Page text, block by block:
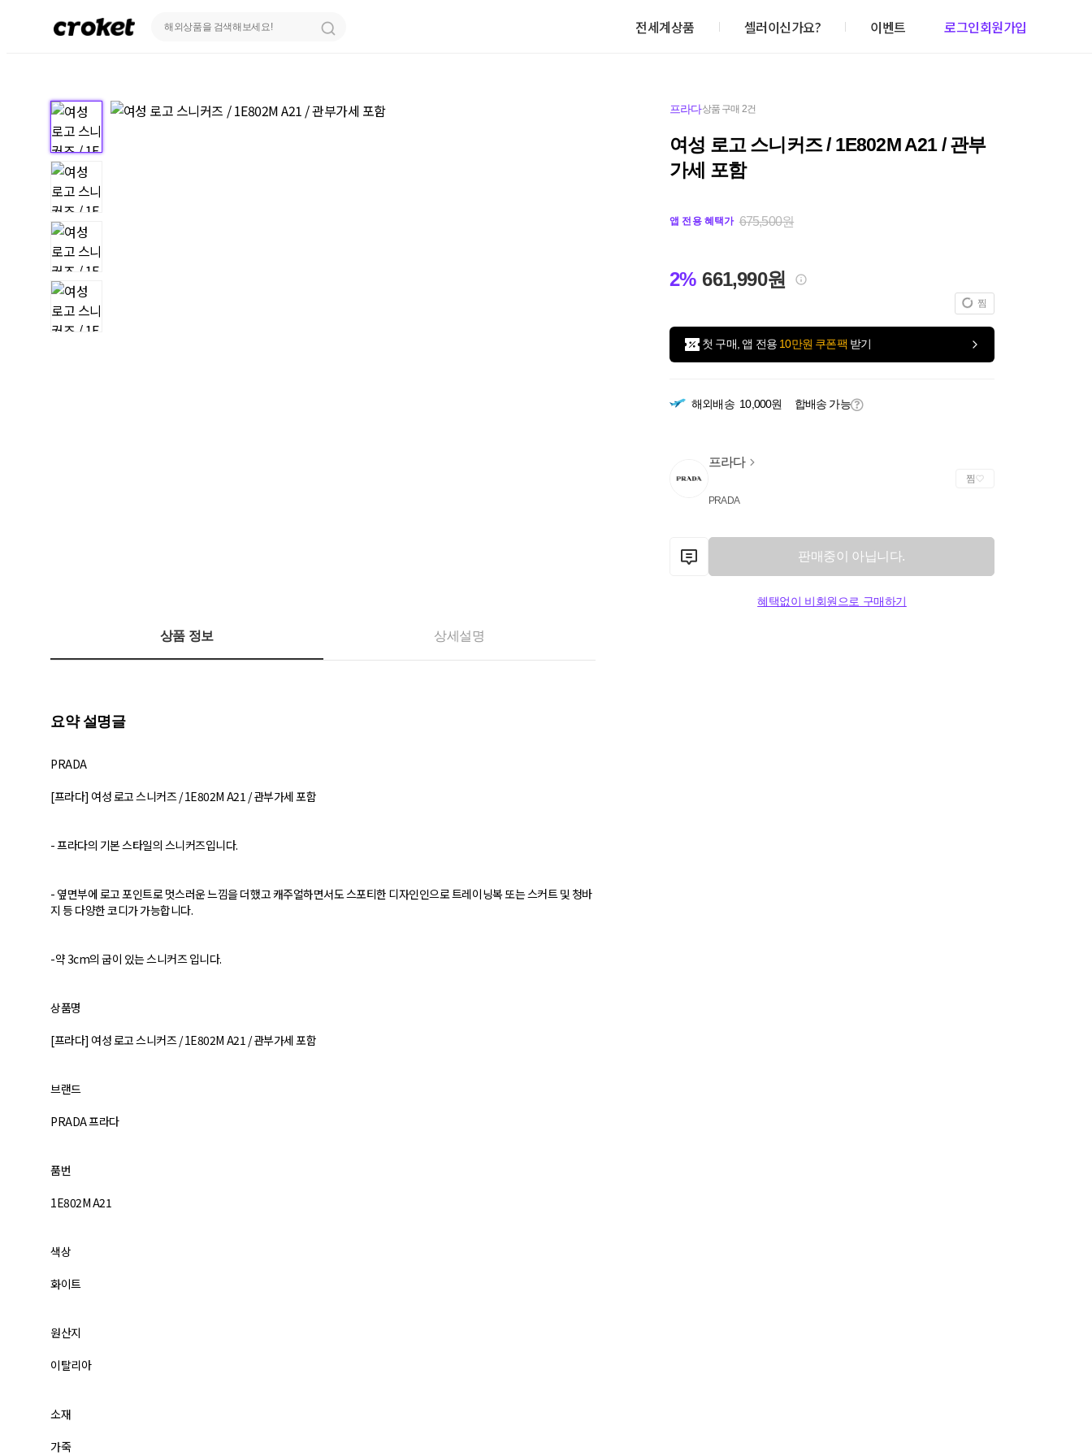
전세계상품 셀러이신가요? 이벤트 로그인회원가입
프라다상품 구매 2건
여성 로고 스니커즈 / 1E802M A21 / 관부
가세 포함
앱 전용 혜택가 675,500원
2% 661,990원
찜
첫 구매, 앱 전용 10만원 쿠폰팩 받기
해외배송 10,000원 합배송 가능
프라다
PRADA
찜
판매중이 아닙니다.
혜택없이 비회원으로 구매하기
상품 정보 상세설명
요약 설명글
PRADA
[프라다] 여성 로고 스니커즈 / 1E802M A21 / 관부가세 포함
- 프라다의 기본 스타일의 스니커즈입니다.
- 옆면부에 로고 포인트로 멋스러운 느낌을 더했고 캐주얼하면서도 스포티한 디자인인으로 트레이닝복 또는 스커트 및 청바
지 등 다양한 코디가 가능합니다.
-약 3cm의 굽이 있는 스니커즈 입니다.
상품명
[프라다] 여성 로고 스니커즈 / 1E802M A21 / 관부가세 포함
브랜드
PRADA 프라다
품번
1E802M A21
색상
화이트
원산지
이탈리아
소재
가죽